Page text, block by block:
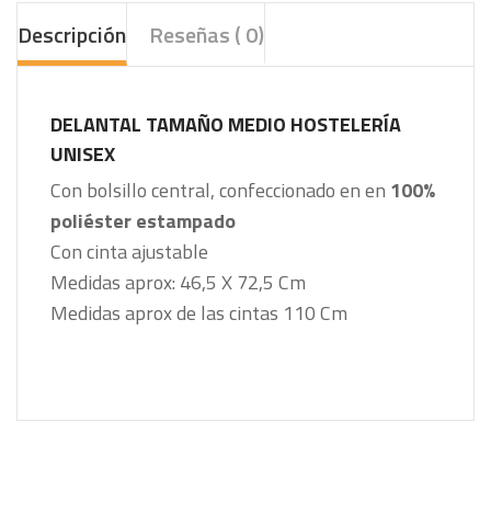
Descripción Reseñas ( 0)
DELANTAL TAMAÑO MEDIO HOSTELERÍA
UNISEX
Con bolsillo central, confeccionado en en 100%
poliéster estampado
Con cinta ajustable
Medidas aprox: 46,5 X 72,5 Cm
Medidas aprox de las cintas 110 Cm